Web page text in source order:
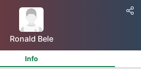
Ronald Bele
Info